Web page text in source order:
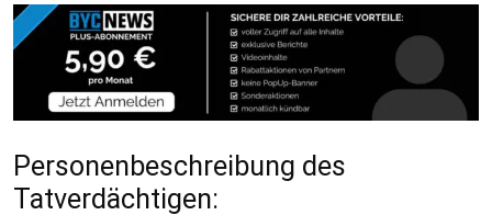
Personenbeschreibung des
Tatverdächtigen: